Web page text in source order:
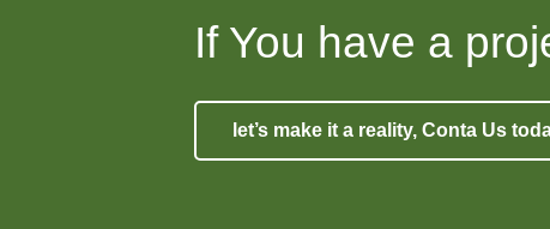
If You have a
let’s make it a reality, Conta Us